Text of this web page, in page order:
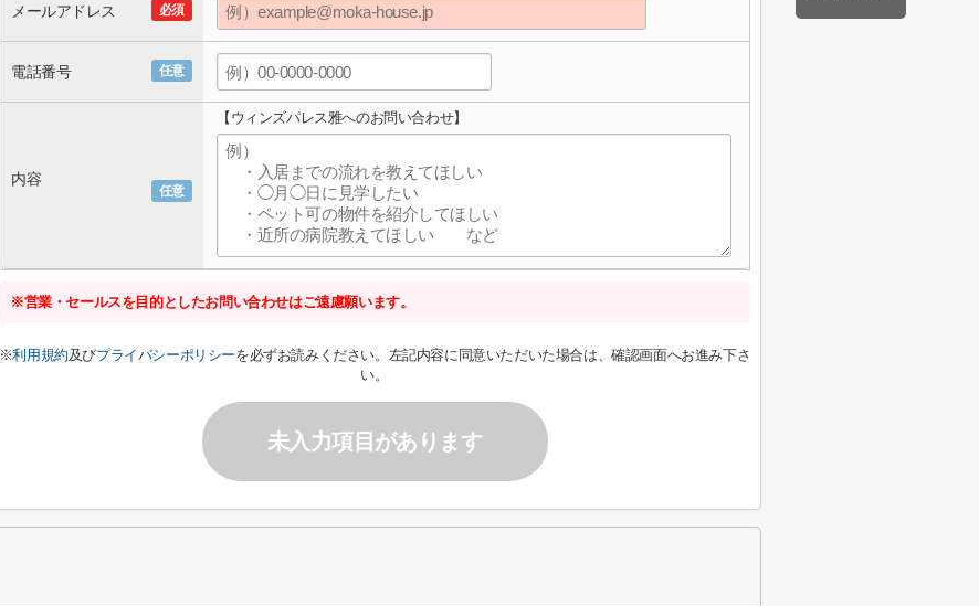
必須
メールアドレス
任意
電話番号
任意
内容
【ウィンズパレス雅へのお問い合わせ】
※営業・セールスを目的としたお問い合わせはご遠慮願います。
※利用規約及びプライバシーポリシーを必ずお読みください。左記内容に同意いただいた場合は、確認画面へお進み下さ
い。
未入力項目があります